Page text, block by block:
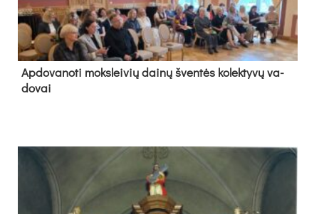
Ap­do­va­no­ti moks­lei­vių dai­nų šven­tės ko­lek­ty­vų va­
do­vai